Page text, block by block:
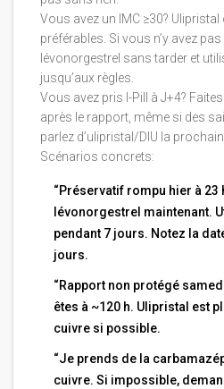
Vous avez un IMC ≥30?
préférables. Si vous n’y avez
lévonorgestrel sans tarder et
jusqu’aux règles.
Vous avez pris I-Pill à J+4?
après le rapport, même si des
parlez d’ulipristal/DIU la
Scénarios concrets:
“Préservatif rompu hier à 23
lévonorgestrel maintenant.
pendant 7 jours. Notez la
jours.
“Rapport non protégé
êtes à ~120 h. Ulipristal est
cuivre si possible.
“Je prends de la
cuivre. Si impossible,